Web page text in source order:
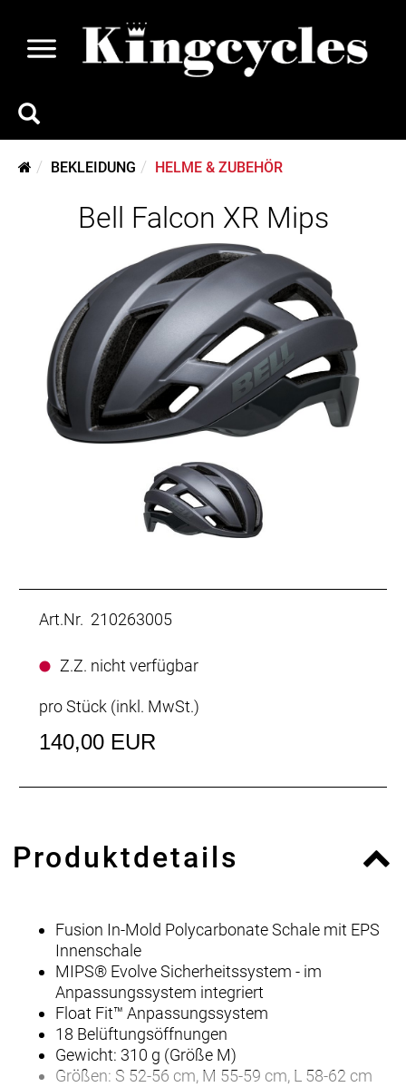
BEKLEIDUNG HELME & ZUBEHÖR
Bell Falcon XR Mips
Art.Nr. 210263005
Z.Z. nicht verfügbar
pro Stück (inkl. MwSt.)
140,00 EUR
Produktdetails
Fusion In-Mold Polycarbonate Schale mit EPS
Innenschale
MIPS® Evolve Sicherheitssystem - im
Anpassungssystem integriert
Float Fit™ Anpassungssystem
18 Belüftungsöffnungen
Gewicht: 310 g (Größe M)
Größen: S 52-56 cm, M 55-59 cm, L 58-62 cm